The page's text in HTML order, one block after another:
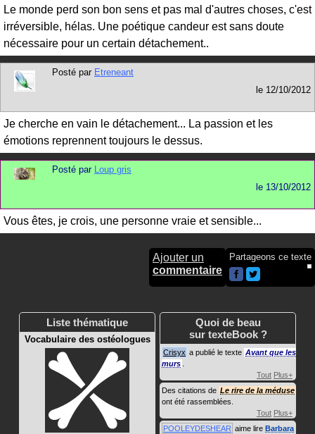
Le monde perd son bon sens et pas mal d'autres choses, c'est
irréversible, hélas. Une poétique candeur est sans doute
nécessaire pour un certain détachement..
Posté par Etreneant
le 12/10/2012
Je cherche en vain le détachement... La passion et les
émotions reprennent toujours le dessus.
Posté par Loup gris
le 13/10/2012
Vous êtes, je crois, une personne vraie et sensible...
Ajouter un
commentaire
Partageons ce texte
Liste thématique
Vocabulaire des ostéologues
Quoi de beau
sur texteBook ?
Crisyx a publié le texte Avant que les
murs
Tout Plus+
Des citations de Le rire de la méduse
ont été rassemblées.
Tout Plus+
POOLEYDESHEAR aime lire Barbara